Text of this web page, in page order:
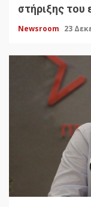
στήριξης του
Newsroom 23